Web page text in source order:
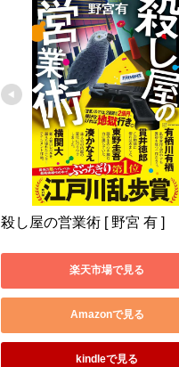
殺し屋の営業術 [ 野宮 有 ]
楽天市場で見る
Amazonで見る
kindleで見る